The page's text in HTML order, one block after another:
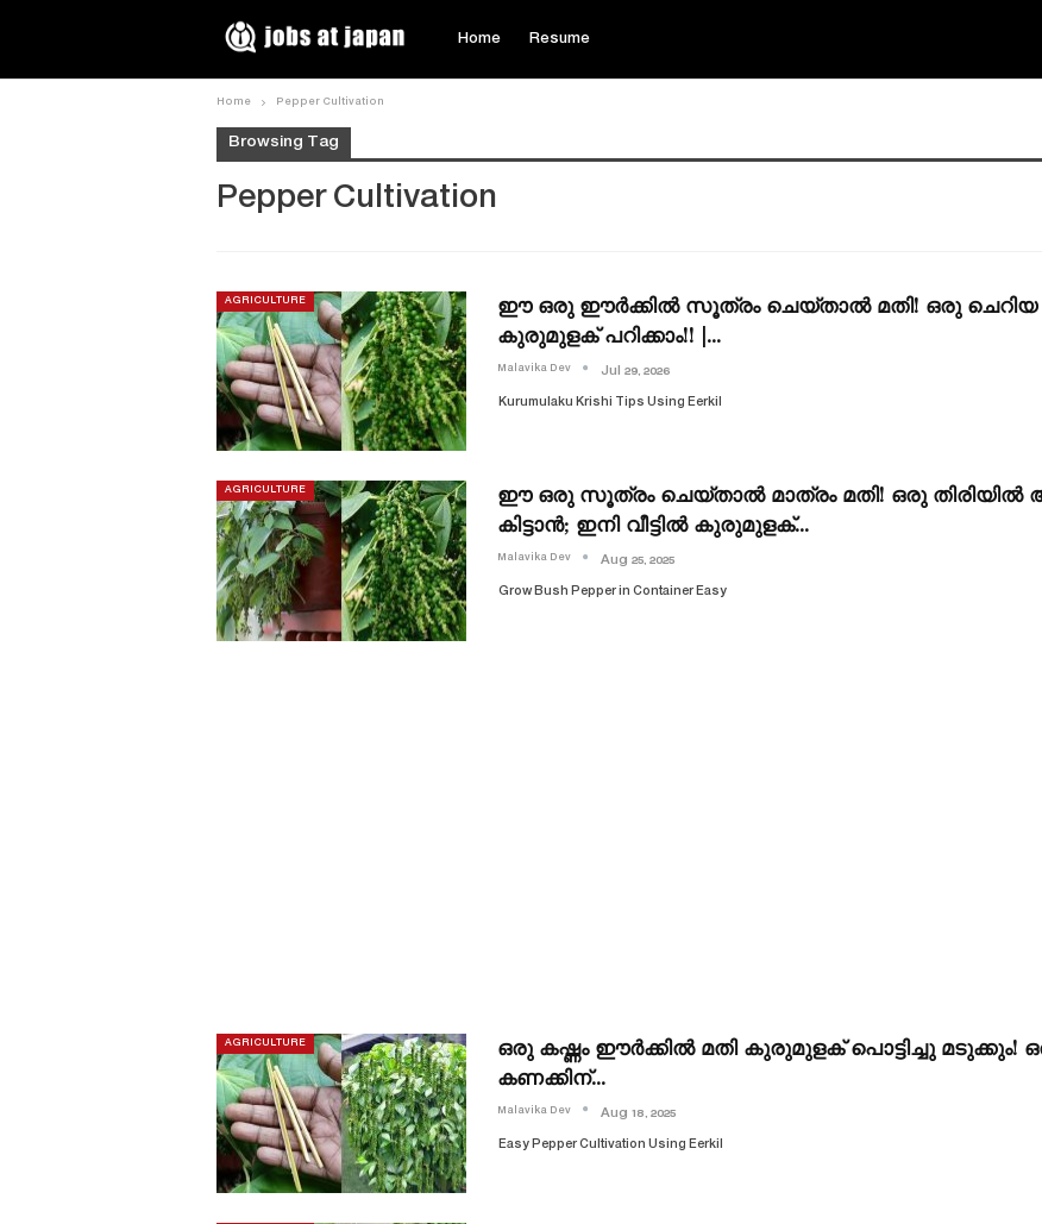
Home Resume
Home Pepper Cultivation
Browsing Tag
Pepper Cultivation
AGRICULTURE
ഈ ഒരു ഈർക്കിൽ സൂത്രം ചെയ്താൽ മതി! ഒരു ചെറിയ
കുരുമുളക് പറിക്കാം!! |…
Malavika Dev Jul 29, 2026
Kurumulaku Krishi Tips Using Eerkil
AGRICULTURE
ഈ ഒരു സൂത്രം ചെയ്താൽ മാത്രം മതി! ഒരു
കിട്ടാൻ; ഇനി വീട്ടിൽ കുരുമുളക്…
Malavika Dev Aug 25, 2025
Grow Bush Pepper in Container Easy
AGRICULTURE
ഒരു കഷ്ണം ഈർക്കിൽ മതി കുരുമുളക് പൊട്ടിച്ചു മടുക്കും!
കണക്കിന്…
Malavika Dev Aug 18, 2025
Easy Pepper Cultivation Using Eerkil